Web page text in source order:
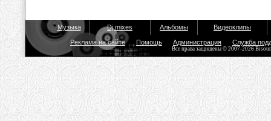
Музыка Dj mixes Альбомы Видеоклипы
Реклама на сайте Помощь Администрация Служба
Все права защищены © 2007-2026